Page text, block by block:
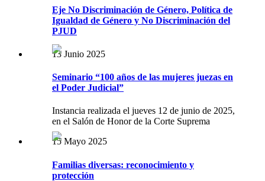
Eje No Discriminación de Género, Política de
Igualdad de Género y No Discriminación del
PJUD
13 Junio 2025
Seminario “100 años de las mujeres juezas en
el Poder Judicial”
Instancia realizada el jueves 12 de junio de 2025,
en el Salón de Honor de la Corte Suprema
15 Mayo 2025
Familias diversas: reconocimiento y
protección